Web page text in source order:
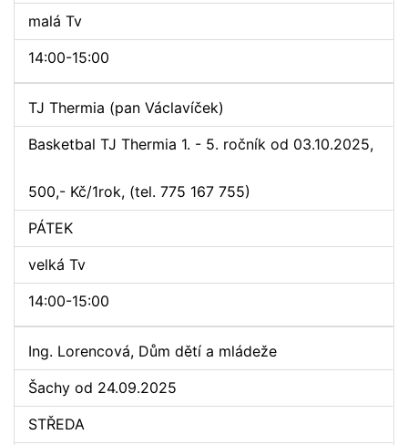
malá Tv
14:00-15:00
TJ Thermia (pan Václavíček)
Basketbal TJ Thermia 1. - 5. ročník od 03.10.2025,
500,- Kč/1rok, (tel. 775 167 755)
PÁTEK
velká Tv
14:00-15:00
Ing. Lorencová, Dům dětí a mládeže
Šachy od 24.09.2025
STŘEDA